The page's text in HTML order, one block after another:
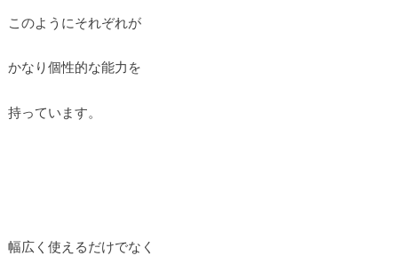
このようにそれぞれが
かなり個性的な能力を
持っています。
幅広く使えるだけでなく